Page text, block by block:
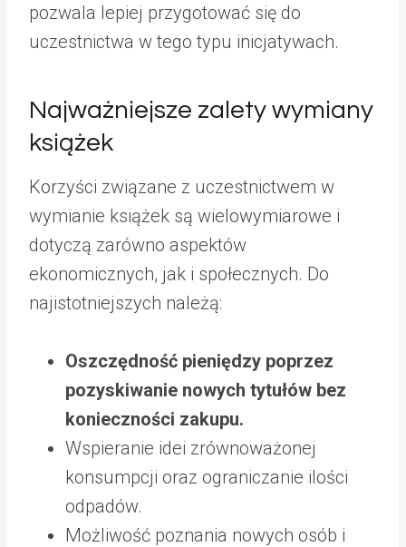
pozwala lepiej przygotować się do
uczestnictwa w tego typu inicjatywach.
Najważniejsze zalety wymiany
książek
Korzyści związane z uczestnictwem w
wymianie książek są wielowymiarowe i
dotyczą zarówno aspektów
ekonomicznych, jak i społecznych. Do
najistotniejszych należą:
Oszczędność pieniędzy poprzez
pozyskiwanie nowych tytułów bez
konieczności zakupu.
Wspieranie idei zrównoważonej
konsumpcji oraz ograniczanie ilości
odpadów.
Możliwość poznania nowych osób i